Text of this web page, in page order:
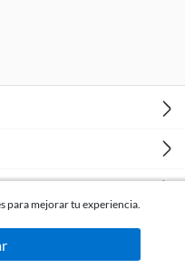
para mejorar tu experiencia.